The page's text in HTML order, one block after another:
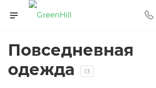
Повседневная
одежда
13